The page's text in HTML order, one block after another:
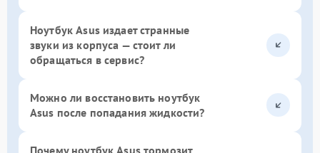
Ноутбук Asus издает странные
звуки из корпуса — стоит ли
обращаться в сервис?
Можно ли восстановить ноутбук
Asus после попадания жидкости?
Почему ноутбук Asus тормозит